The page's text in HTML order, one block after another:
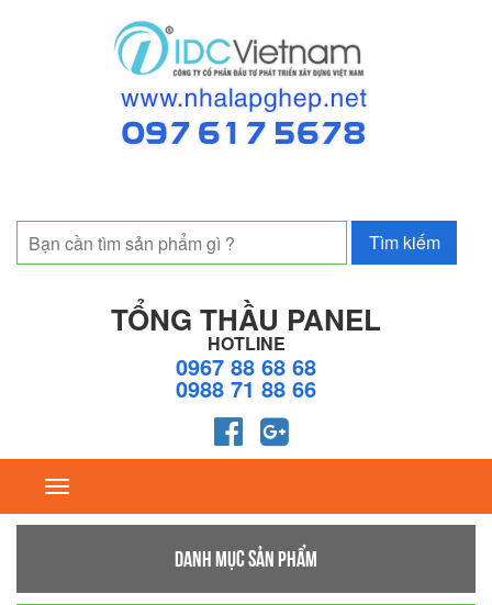
TỔNG THẦU PANEL
HOTLINE
0967 88 68 68
0988 71 88 66
Toggle
DANH MỤC SẢN PHẨM